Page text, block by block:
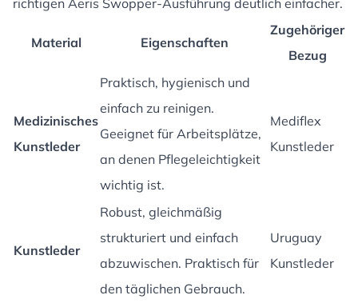
richtigen Aeris Swopper-Ausführung deutlich einfacher.
Material Eigenschaften
Zugehöriger
Bezug
Medizinisches
Kunstleder
Praktisch, hygienisch und
einfach zu reinigen.
Geeignet für Arbeitsplätze,
an denen Pflegeleichtigkeit
wichtig ist.
Mediflex
Kunstleder
Kunstleder
Robust, gleichmäßig
strukturiert und einfach
abzuwischen. Praktisch für
den täglichen Gebrauch.
Uruguay
Kunstleder